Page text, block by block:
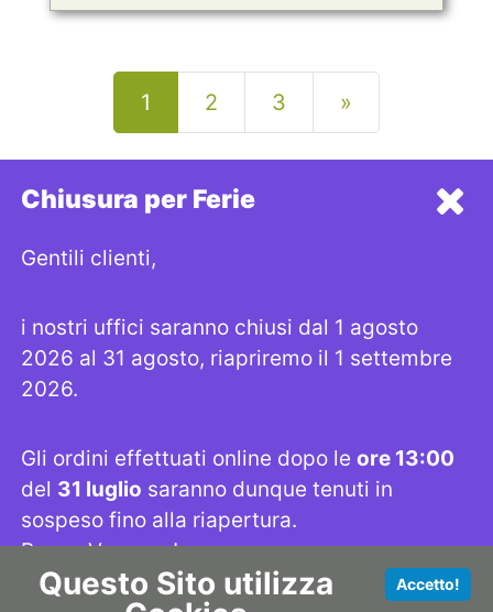
1 2 3 »
Chiusura per Ferie
Gentili clienti,
i nostri uffici saranno chiusi dal 1 agosto
2026 al 31 agosto, riapriremo il 1 settembre
2026.
Gli ordini effettuati online dopo le ore 13:00
del 31 luglio saranno dunque tenuti in
sospeso fino alla riapertura.
Buone Vacanze!
Telefono: +3906632192
Email: strega@lastrega.com
Seguici su
LINK UTILI
SHOP
PRODOTTI
DOWNLOADS
INFORMATIVA PRIVACY
SITEMAP
Questo Sito utilizza
Accetto!